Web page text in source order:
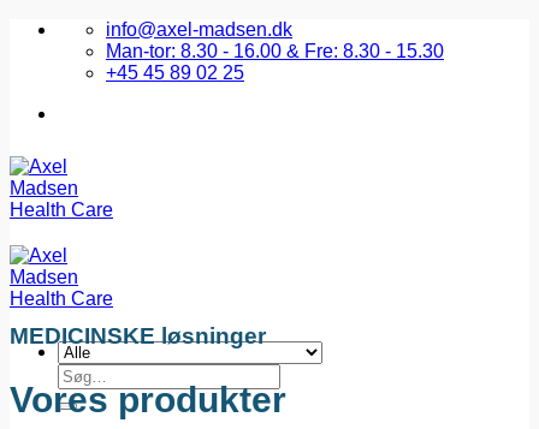
Fortsæt
info@axel-madsen.dk
Man-tor: 8.30 - 16.00 & Fre: 8.30 - 15.30
+45 45 89 02 25
Søg
efter:
MEDICINSKE løsninger
Vores produkter